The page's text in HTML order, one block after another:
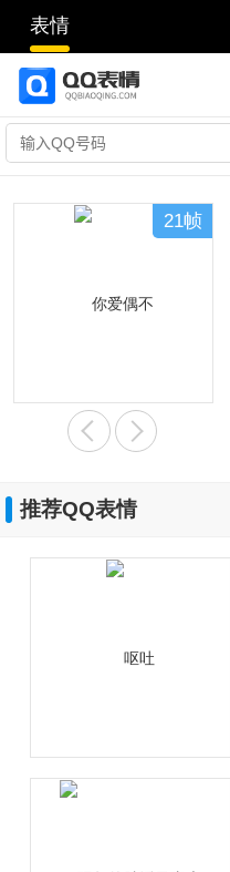
表情
21帧
推荐QQ表情